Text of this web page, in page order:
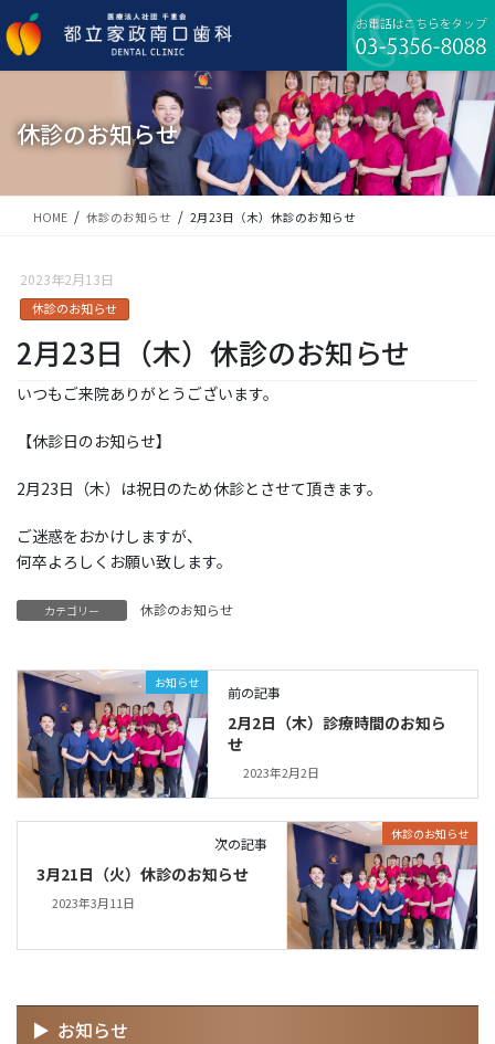
ン
テ
ビ
ゲ
移
休診のお知らせ
HOME 休診のお知らせ 2月23日（木）休診のお知らせ
2023年2月13日
休診のお知らせ
2月23日（木）休診のお知らせ
いつもご来院ありがとうございます。
【休診日のお知らせ】
2月23日（木）は祝日のため休診とさせて頂きます。
ご迷惑をおかけしますが、
何卒よろしくお願い致します。
カテゴリー 休診のお知らせ
お知らせ
前の記事
2月2日（木）診療時間のお知ら
せ
2023年2月2日
休診のお知らせ
次の記事
3月21日（火）休診のお知らせ
2023年3月11日
お知らせ